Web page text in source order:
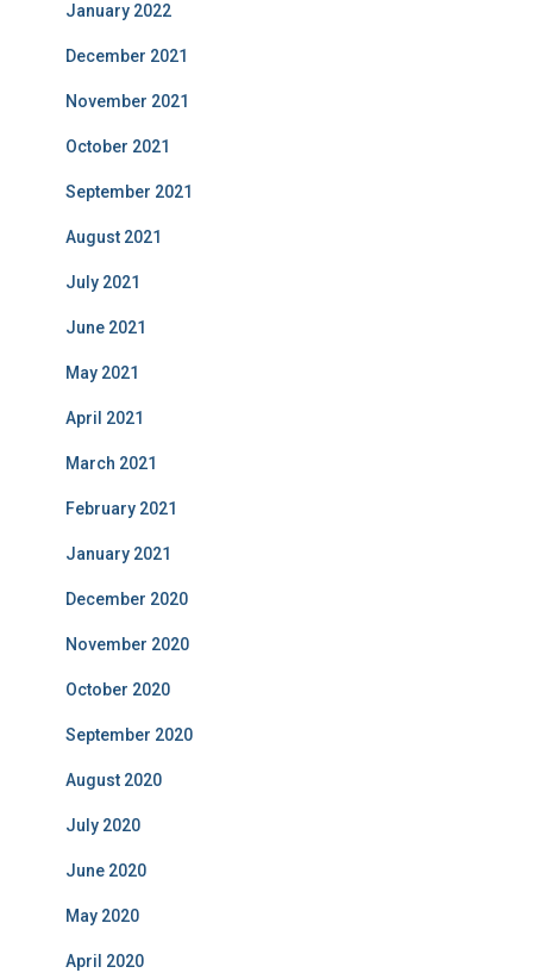
January 2022
December 2021
November 2021
October 2021
September 2021
August 2021
July 2021
June 2021
May 2021
April 2021
March 2021
February 2021
January 2021
December 2020
November 2020
October 2020
September 2020
August 2020
July 2020
June 2020
May 2020
April 2020